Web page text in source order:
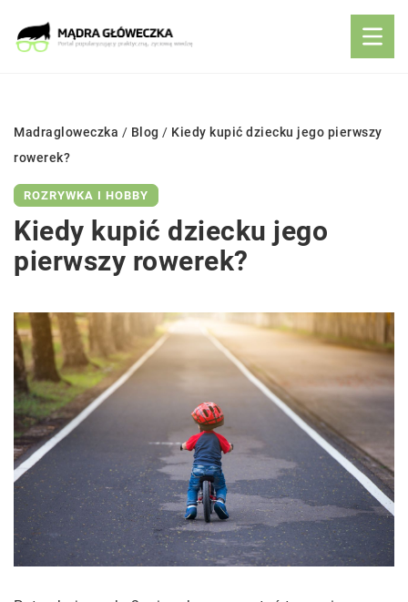
Madragloweczka / Blog / Kiedy kupić dziecku jego pierwszy
rowerek?
ROZRYWKA I HOBBY
Kiedy kupić dziecku jego
pierwszy rowerek?